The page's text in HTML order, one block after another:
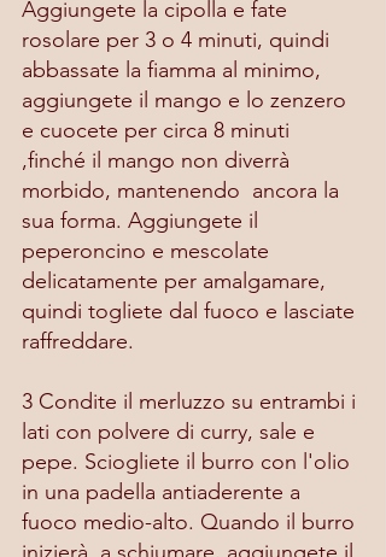
Aggiungete la cipolla e fate
rosolare per 3 o 4 minuti, quindi
abbassate la fiamma al minimo,
aggiungete il mango e lo zenzero
e cuocete per circa 8 minuti
,finché il mango non diverrà
morbido, mantenendo  ancora la
sua forma. Aggiungete il
peperoncino e mescolate
delicatamente per amalgamare,
quindi togliete dal fuoco e lasciate
raffreddare.
3 Condite il merluzzo su entrambi i
lati con polvere di curry, sale e
pepe. Sciogliete il burro con l'olio
in una padella antiaderente a
fuoco medio-alto. Quando il burro